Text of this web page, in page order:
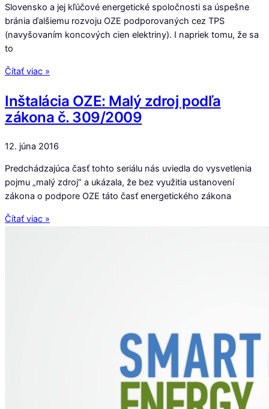
Slovensko a jej kľúčové energetické spoločnosti sa úspešne
bránia ďalšiemu rozvoju OZE podporovaných cez TPS
(navyšovaním koncových cien elektriny). I napriek tomu, že sa
to
Čítať viac »
Inštalácia OZE: Malý zdroj podľa
zákona č. 309/2009
12. júna 2016
Predchádzajúca časť tohto seriálu nás uviedla do vysvetlenia
pojmu „malý zdroj“ a ukázala, že bez využitia ustanovení
zákona o podpore OZE táto časť energetického zákona
Čítať viac »